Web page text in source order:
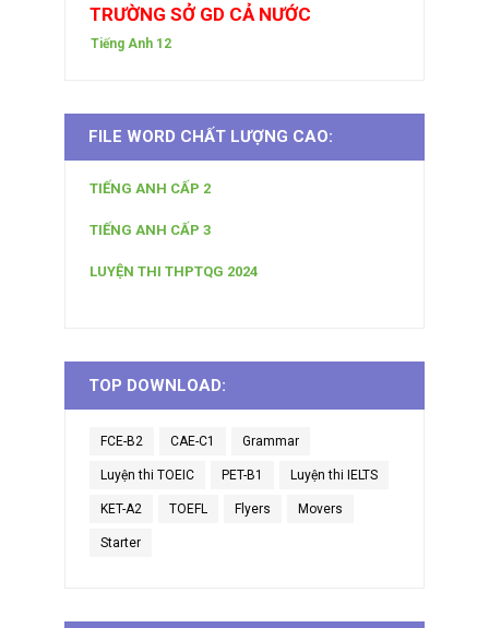
TRƯỜNG SỞ GD CẢ NƯỚC
Tiếng Anh 12
FILE WORD CHẤT LƯỢNG CAO:
TIẾNG ANH CẤP 2
TIẾNG ANH CẤP 3
LUYỆN THI THPTQG 2024
TOP DOWNLOAD:
FCE-B2 CAE-C1 Grammar
Luyện thi TOEIC PET-B1 Luyện thi IELTS
KET-A2 TOEFL Flyers Movers
Starter